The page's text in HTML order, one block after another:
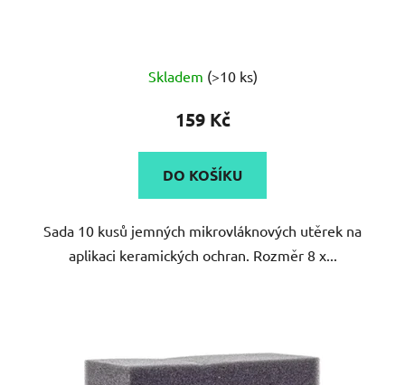
Skladem (>10 ks)
159 Kč
DO KOŠÍKU
Sada 10 kusů jemných mikrovláknových utěrek na
aplikaci keramických ochran. Rozměr 8 x...